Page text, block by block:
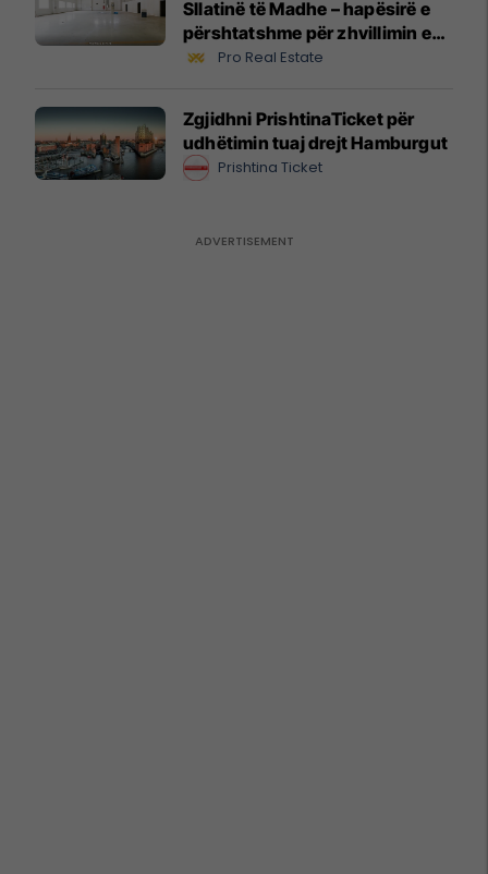
Sllatinë të Madhe – hapësirë e
përshtatshme për zhvillimin e
biznesit #16068
Pro Real Estate
Zgjidhni PrishtinaTicket për
udhëtimin tuaj drejt Hamburgut
Prishtina Ticket